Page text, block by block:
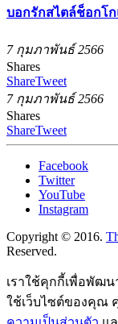
บอกรักสไตล์ช็อกโก
7 กุมภาพันธ์ 2566
Shares
ShareTweet
7 กุมภาพันธ์ 2566
Shares
ShareTweet
Facebook
Twitter
YouTube
Instagram
Copyright © 2016.
Reserved.
เราใช้คุกกี้เพื่อพัฒ
ใช้เว็บไซต์ของคุณ